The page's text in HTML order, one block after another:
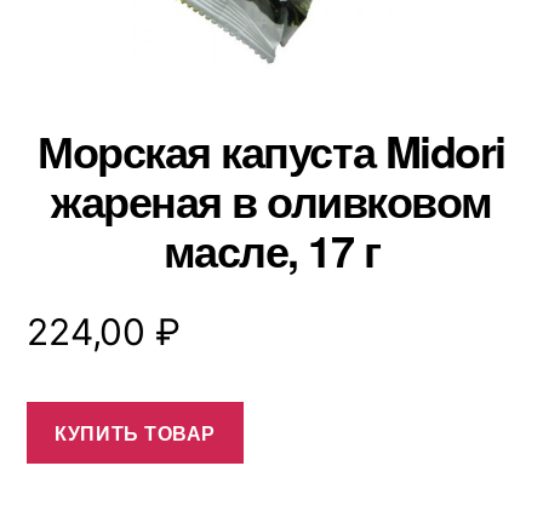
Морская капуста Midori
жареная в оливковом
масле, 17 г
224,00 ₽
КУПИТЬ ТОВАР